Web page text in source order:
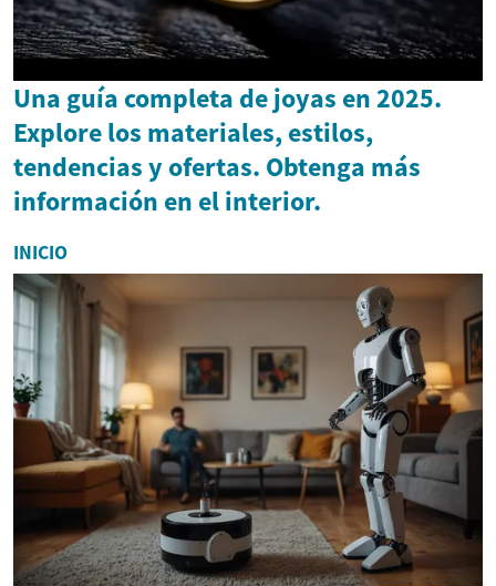
Una guía completa de joyas en 2025.
Explore los materiales, estilos,
tendencias y ofertas. Obtenga más
información en el interior.
INICIO